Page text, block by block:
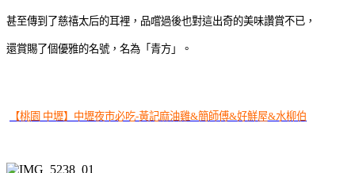
甚至傳到了慈禧太后的耳裡，品嚐過後也對這出奇的美味讚賞不已，
還賞賜了個優雅的名號，名為「青方」。
【桃園 中壢】中壢夜市必吃-黃記麻油雞&簡師傅&好鮮屋&水柳伯